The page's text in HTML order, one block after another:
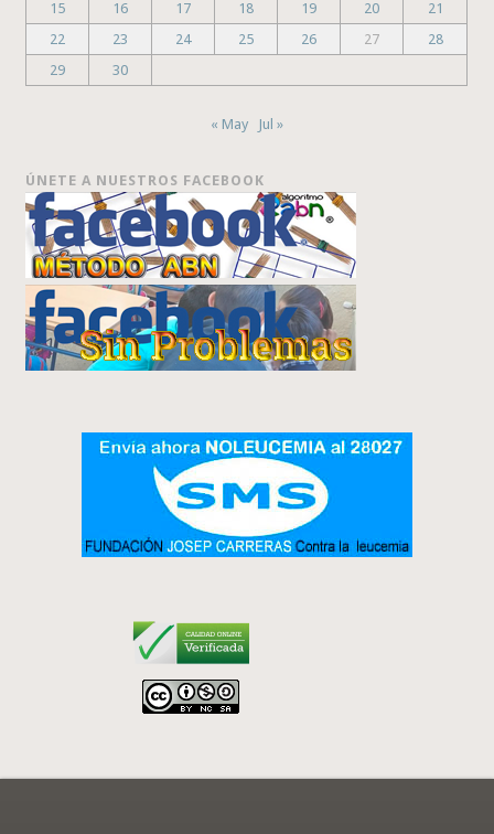
15
16 17 18 19 20
21
22
23 24 25 26 27
28
29
30
« May Jul »
ÚNETE A NUESTROS FACEBOOK